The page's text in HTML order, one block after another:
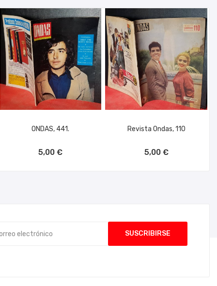
ONDAS, 441.
5,00 €
Revista Ondas, 110
5,00 €